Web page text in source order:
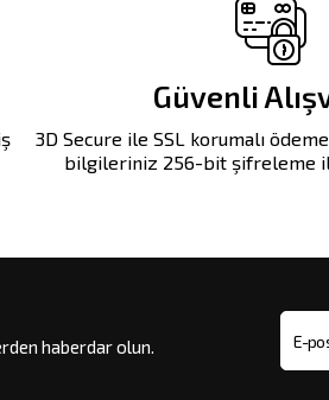
Güvenli
3D Secure ile SSL korumalı
bilgileriniz 256-bit şifreleme
haberdar olun. E-